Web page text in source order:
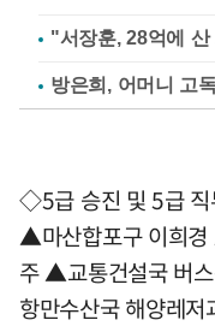
"서장훈, 28억에
방은희, 어머니 고
◇5급 승진 및 5급 직
▲마산합포구 이희
주 ▲교통건설국 버
항만수산국 해양레